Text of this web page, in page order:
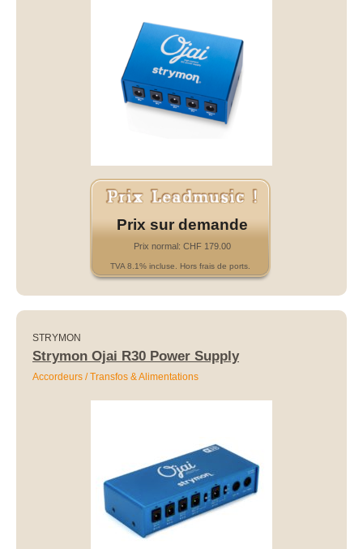
Prix sur demande
Prix normal: CHF 179.00
TVA 8.1% incluse. Hors frais de ports.
STRYMON
Strymon Ojai R30 Power Supply
Accordeurs / Transfos & Alimentations